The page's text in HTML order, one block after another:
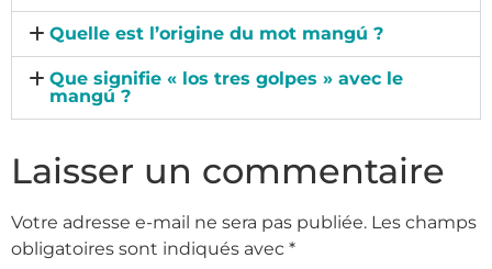
Quelle est l’origine du mot mangú ?
Que signifie « los tres golpes » avec le
mangú ?
Laisser un commentaire
Votre adresse e-mail ne sera pas publiée. Les champs
obligatoires sont indiqués avec *